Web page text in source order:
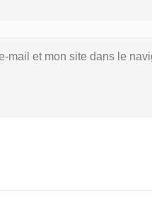
mail et mon site dans le